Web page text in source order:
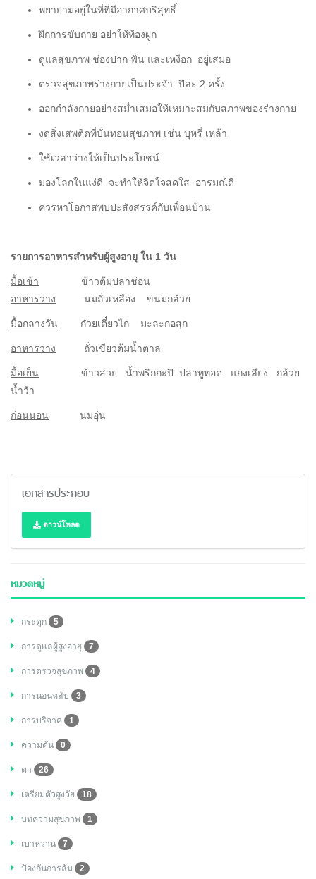
พยายามอยู่ในที่ที่มีอากาศบริสุทธิ์
ฝึกการขับถ่าย อย่าให้ท้องผูก
ดูแลสุขภาพ ช่องปาก ฟัน และเหงือก อยู่เสมอ
ตรวจสุขภาพร่างกายเป็นประจำ ปีละ 2 ครั้ง
ออกกำลังกายอย่างสม่ำเสมอให้เหมาะสมกับสภาพของร่างกาย
งดสิ่งเสพติดที่บั่นทอนสุขภาพ เช่น บุหรี่ เหล้า
ใช้เวลาว่างให้เป็นประโยชน์
มองโลกในแง่ดี จะทำให้จิตใจสดใส อารมณ์ดี
ควรหาโอกาสพบปะสังสรรค์กับเพื่อนบ้าน
รายการอาหารสำหรับผู้สูงอายุ ใน 1 วัน
มื้อเช้า ข้าวต้มปลาช่อน
อาหารว่าง นมถั่วเหลือง ขนมกล้วย
มื้อกลางวัน ก๋วยเตี๋ยวไก่ มะละกอสุก
อาหารว่าง ถั่วเขียวต้มน้ำตาล
มื้อเย็น ข้าวสวย น้ำพริกกะปิ ปลาทูทอด แกงเลียง กล้วย
น้ำว้า
ก่อนนอน นมอุ่น
เอกสารประกอบ
ดาวน์โหลด
หมวดหมู่
กระดูก 5
การดูแลผู้สูงอายุ 7
การตรวจสุขภาพ 4
การนอนหลับ 3
การบริจาค 1
ความดัน 0
ตา 26
เตรียมตัวสูงวัย 18
บทความสุขภาพ 1
เบาหวาน 7
ป้องกันการล้ม 2